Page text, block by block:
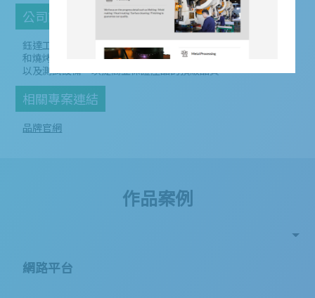
公司簡介
鈺達工業股份有限公司 於 1983 年在台中成立，是高端燒烤架
和燒烤配件的領先 ODM／OEM 製造商，引進先進的製造設計
以及測試設備，以提高並保證產品的頂級品質。
相關專案連結
品牌官網
作品案例
網路平台